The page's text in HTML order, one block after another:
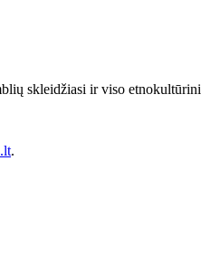
skleidžiasi ir viso
.